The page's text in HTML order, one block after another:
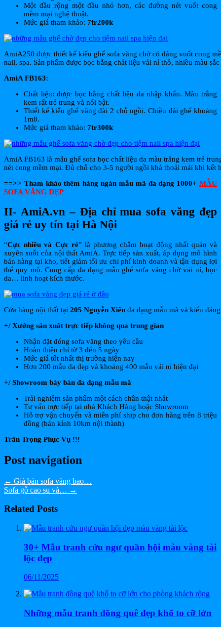
Một đầu rộng một đầu nhỏ hơn, các đường nét vuốt cong
mềm mại nghệ thuật.
Mức giá tham khảo: 7tr200k
AmiA250 được thiết kế kiểu ghế sofa văng chờ có dáng vuốt cong
nail, spa. Sản phẩm được bọc bằng chất liệu vải nỉ thô, nhiều màu
AmiA FB163:
Chất liệu: được bọc bằng chất liệu da nhập khẩu. Màu trắng
kem rất trẻ trung và nổi bật.
Thiết kế kiểu ghế văng dài 2 chỗ ngồi. Chiều dài ghế khoảng
1m8.
Mức giá tham khảo: 7tr300k
AmiA FB163 là mẫu ghế sofa bọc chất liệu da màu trắng kem trẻ
nét cong mềm mại. Đủ chỗ cho 3-5 người ngồi khá thoải mải khi kết
==>> Tham khảo thêm hàng ngàn mẫu mã đa dạng 1000+ MẪU
SOFA VĂNG ĐẸP
II- AmiA.vn – Địa chỉ mua sofa văng đẹp
giá rẻ uy tín tại Hà Nội
“Cực nhiều và Cực rẻ” là phương châm hoạt động nhất quán và
xuyên suốt của nội thất AmiA. Trực tiếp sản xuất, áp dụng mô hình
bán hàng tại kho, tiết giảm tối ưu chi phí kinh doanh và tận dụng lợi
thế quy mô. Cung cấp đa dạng mẫu ghế sofa văng chờ vải nỉ, bọc
da… linh hoạt kích thước.
Cửa hàng nội thất tại 205 Nguyễn Xiển đa dạng mẫu mã và kiểu
+/ Xưởng sản xuất trực tiếp không qua trung gian
Nhận đặt đóng sofa văng theo yêu cầu
Hoàn thiện chỉ từ 3 đến 5 ngày
Mức giá tốt nhất thị trường hiện nay
Hơn 200 mẫu da đẹp và khoảng 400 mẫu vải nỉ hiện đại
+/ Showroom bày bán đa dạng mẫu mã
Trải nghiệm sản phẩm một cách chân thật nhất
Tư vấn trực tiếp tại nhà Khách Hàng hoặc Showroom
Hỗ trợ vận chuyển và miễn phí ship cho đơn hàng trên 8 triệu
đồng (bán kính 10km nội thành)
Trân Trọng Phục Vụ !!!
Post navigation
← Giá bán sofa văng bao…
Sofa gỗ cao su và… →
Related Posts
30+ Mẫu tranh cửu ngư quần hội màu vàng tài
lộc đẹp
06/11/2025
Những mẫu tranh đồng quê đẹp khổ to cỡ lớn